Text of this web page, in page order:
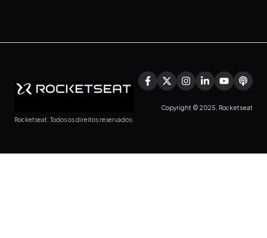
Rocketseat. Todos os direitos reservados.
Copyright © 2025, Rocketseat